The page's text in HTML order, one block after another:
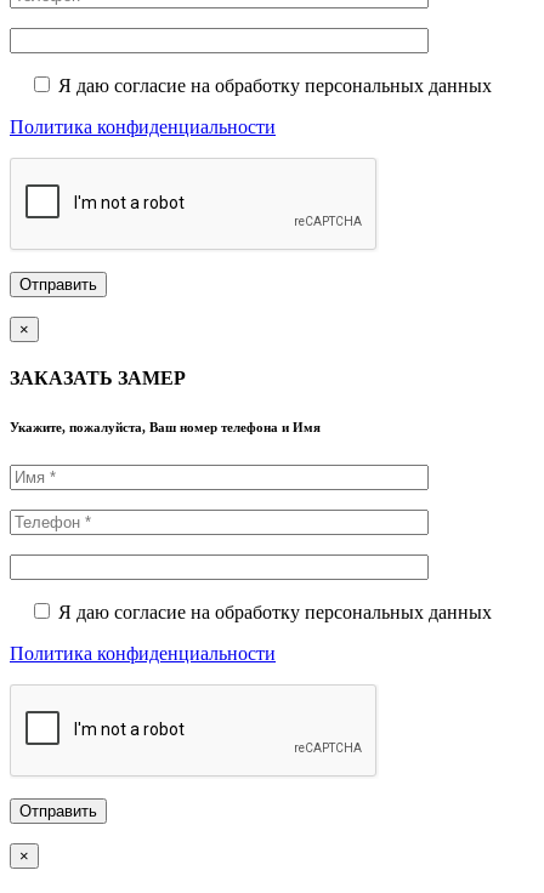
Я даю согласие на обработку персональных данных
Политика конфиденциальности
×
ЗАКАЗАТЬ ЗАМЕР
Укажите, пожалуйста, Ваш номер телефона и Имя
Я даю согласие на обработку персональных данных
Политика конфиденциальности
×